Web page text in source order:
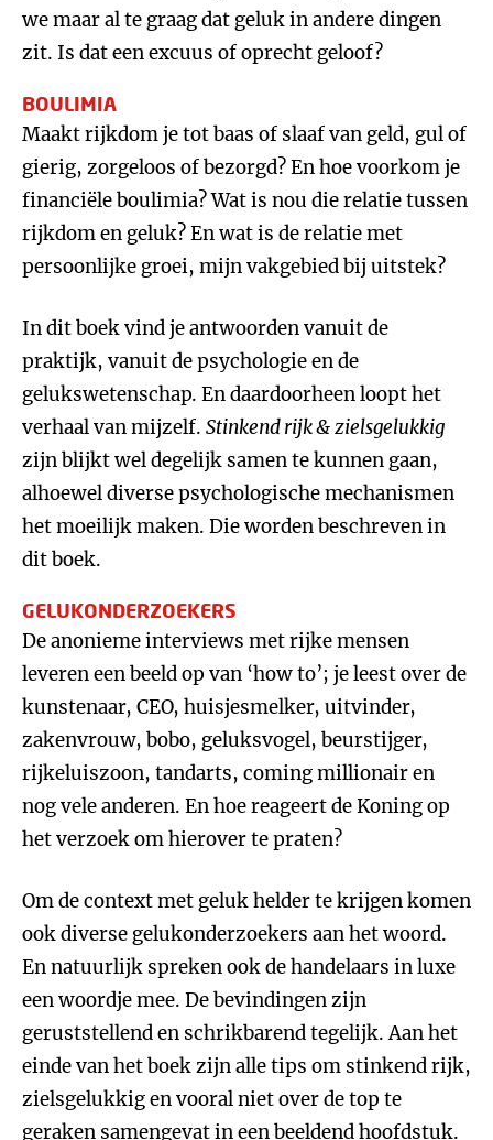
we maar al te graag dat geluk in andere dingen
zit. Is dat een excuus of oprecht geloof?
BOULIMIA
Maakt rijkdom je tot baas of slaaf van geld, gul of
gierig, zorgeloos of bezorgd? En hoe voorkom je
financiële boulimia? Wat is nou die relatie tussen
rijkdom en geluk? En wat is de relatie met
persoonlijke groei, mijn vakgebied bij uitstek?
In dit boek vind je antwoorden vanuit de
praktijk, vanuit de psychologie en de
gelukswetenschap. En daardoorheen loopt het
verhaal van mijzelf. Stinkend rijk & zielsgelukkig
zijn blijkt wel degelijk samen te kunnen gaan,
alhoewel diverse psychologische mechanismen
het moeilijk maken. Die worden beschreven in
dit boek.
GELUKONDERZOEKERS
De anonieme interviews met rijke mensen
leveren een beeld op van ‘how to’; je leest over de
kunstenaar, CEO, huisjesmelker, uitvinder,
zakenvrouw, bobo, geluksvogel, beurstijger,
rijkeluiszoon, tandarts, coming millionair en
nog vele anderen. En hoe reageert de Koning op
het verzoek om hierover te praten?
Om de context met geluk helder te krijgen komen
ook diverse gelukonderzoekers aan het woord.
En natuurlijk spreken ook de handelaars in luxe
een woordje mee. De bevindingen zijn
geruststellend en schrikbarend tegelijk. Aan het
einde van het boek zijn alle tips om stinkend rijk,
zielsgelukkig en vooral niet over de top te
geraken samengevat in een beeldend hoofdstuk.